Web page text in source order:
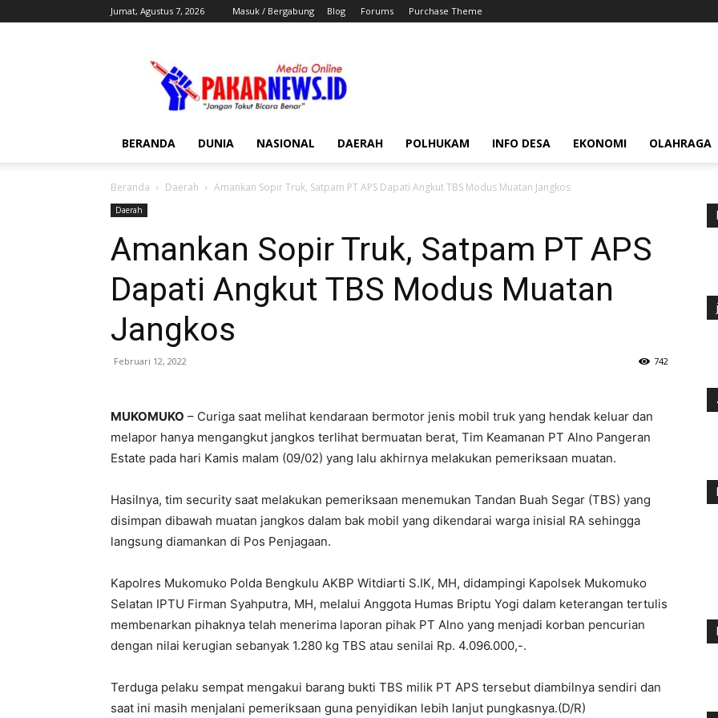
Jumat, Agustus 7, 2026 Masuk / Bergabung Blog Forums Purchase Theme
BERANDA DUNIA NASIONAL DAERAH POLHUKAM INFO DESA EKONOMI OLAHRAGA
Beranda Daerah Amankan Sopir Truk, Satpam PT APS Dapati Angkut TBS Modus Muatan Jangkos
Daerah
Amankan Sopir Truk, Satpam PT APS
Dapati Angkut TBS Modus Muatan
Jangkos
Februari 12, 2022 742
MUKOMUKO – Curiga saat melihat kendaraan bermotor jenis mobil truk yang hendak keluar dan
melapor hanya mengangkut jangkos terlihat bermuatan berat, Tim Keamanan PT Alno Pangeran
Estate pada hari Kamis malam (09/02) yang lalu akhirnya melakukan pemeriksaan muatan.
Hasilnya, tim security saat melakukan pemeriksaan menemukan Tandan Buah Segar (TBS) yang
disimpan dibawah muatan jangkos dalam bak mobil yang dikendarai warga inisial RA sehingga
langsung diamankan di Pos Penjagaan.
Kapolres Mukomuko Polda Bengkulu AKBP Witdiarti S.IK, MH, didampingi Kapolsek Mukomuko
Selatan IPTU Firman Syahputra, MH, melalui Anggota Humas Briptu Yogi dalam keterangan tertulis
membenarkan pihaknya telah menerima laporan pihak PT Alno yang menjadi korban pencurian
dengan nilai kerugian sebanyak 1.280 kg TBS atau senilai Rp. 4.096.000,-.
Terduga pelaku sempat mengakui barang bukti TBS milik PT APS tersebut diambilnya sendiri dan
saat ini masih menjalani pemeriksaan guna penyidikan lebih lanjut pungkasnya.(D/R)